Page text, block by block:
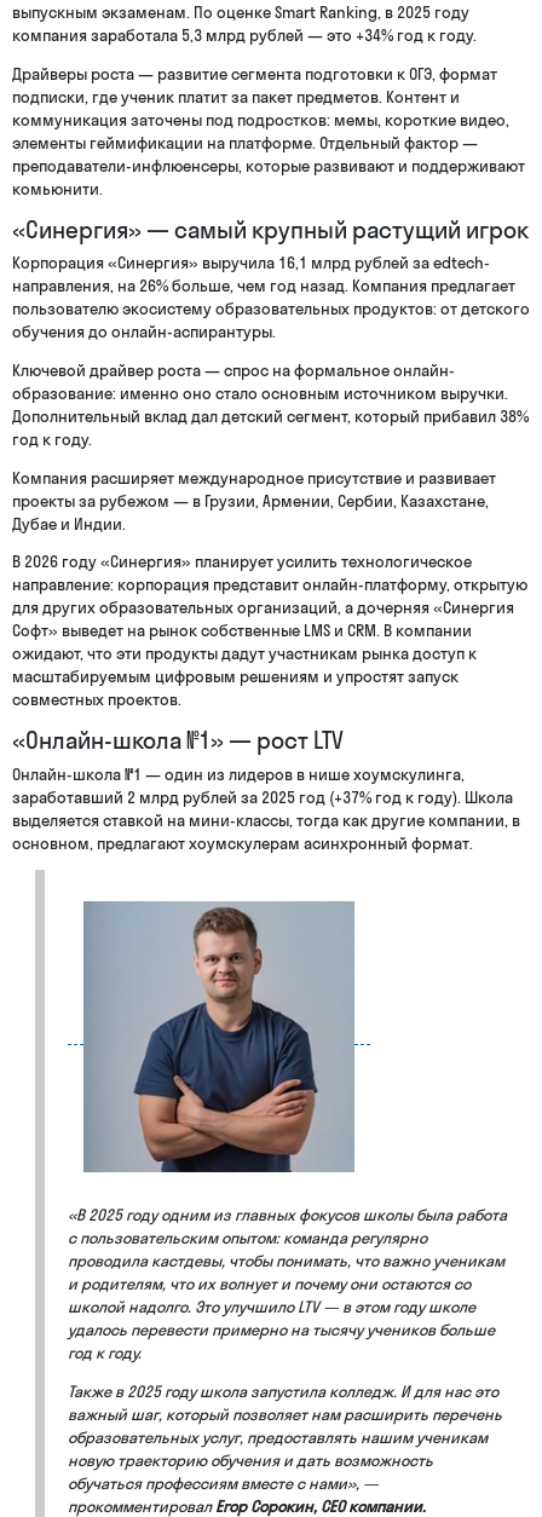
выпускным экзаменам. По оценке Smart Ranking, в 2025 году
компания заработала 5,3 млрд рублей — это +34% год к году.
Драйверы роста — развитие сегмента подготовки к ОГЭ, формат
подписки, где ученик платит за пакет предметов. Контент и
коммуникация заточены под подростков: мемы, короткие видео,
элементы геймификации на платформе. Отдельный фактор —
преподаватели-инфлюенсеры, которые развивают и поддерживают
комьюнити.
«Синергия» — самый крупный растущий игрок
Корпорация «Синергия» выручила 16,1 млрд рублей за edtech-
направления, на 26% больше, чем год назад. Компания предлагает
пользователю экосистему образовательных продуктов: от детского
обучения до онлайн-аспирантуры.
Ключевой драйвер роста — спрос на формальное онлайн-
образование: именно оно стало основным источником выручки.
Дополнительный вклад дал детский сегмент, который прибавил 38%
год к году.
Компания расширяет международное присутствие и развивает
проекты за рубежом — в Грузии, Армении, Сербии, Казахстане,
Дубае и Индии.
В 2026 году «Синергия» планирует усилить технологическое
направление: корпорация представит онлайн-платформу, открытую
для других образовательных организаций, а дочерняя «Синергия
Софт» выведет на рынок собственные LMS и CRM. В компании
ожидают, что эти продукты дадут участникам рынка доступ к
масштабируемым цифровым решениям и упростят запуск
совместных проектов.
«Онлайн-школа №1» — рост LTV
Онлайн-школа №1 — один из лидеров в нише хоумскулинга,
заработавший 2 млрд рублей за 2025 год (+37% год к году). Школа
выделяется ставкой на мини-классы, тогда как другие компании, в
основном, предлагают хоумскулерам асинхронный формат.
«В 2025 году одним из главных фокусов школы была работа
с пользовательским опытом: команда регулярно
проводила кастдевы, чтобы понимать, что важно ученикам
и родителям, что их волнует и почему они остаются со
школой надолго. Это улучшило LTV — в этом году школе
удалось перевести примерно на тысячу учеников больше
год к году.
Также в 2025 году школа запустила колледж. И для нас это
важный шаг, который позволяет нам расширить перечень
образовательных услуг, предоставлять нашим ученикам
новую траекторию обучения и дать возможность
обучаться профессиям вместе с нами», —
прокомментировалЕгор Сорокин, СЕО компании.